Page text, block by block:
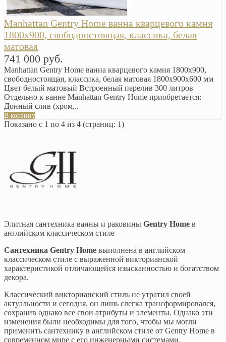
Manhattan Gentry Home ванна кварцевого камня
1800х900, свободностоящая, классика, белая
матовая
741 000 руб.
Manhattan Gentry Home ванна кварцевого камня 1800х900,
свободностоящая, классика, белая матовая 1800х900х600 мм
Цвет белый матовый Встроенный перелив 300 литров
Отдельно к ванне Manhattan Gentry Home приобретается:
Донный слив (хром,..
В корзину
Показано с 1 по 4 из 4 (страниц: 1)
Элитная сантехника ванны и раковины Gentry Home в
английском классическом стиле
Сантехника Gentry Home выполнена в английском
классическом стиле с выраженной викторианской
характеристикой отличающейся изысканностью и богатством
декора.
Классический викторианский стиль не утратил своей
актуальности и сегодня, он лишь слегка трансформировался,
сохранив однако все свои атрибуты и элементы. Однако эти
изменения были необходимы для того, чтобы мы могли
применить сантехнику в английском стиле от Gentry Home в
современном мире с его инженерными системами.